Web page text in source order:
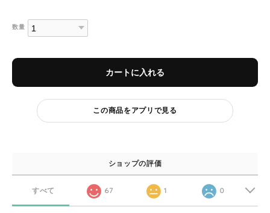
数量
カートに入れる
この商品をアプリで見る
ショップの評価
すべて 67 1 0